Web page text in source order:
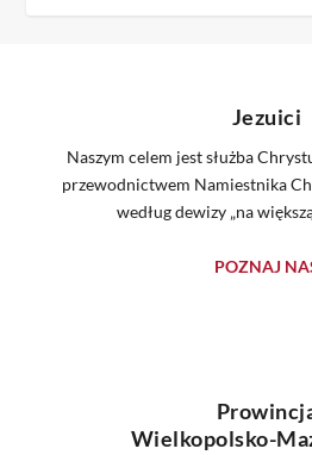
Jezuici
Naszym celem jest służba
przewodnictwem Namiestnika
według dewizy „na
POZNAJ
Wielkopolsko-